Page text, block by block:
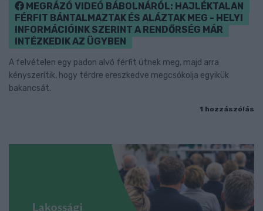
MEGRÁZÓ VIDEÓ BÁBOLNÁRÓL: HAJLÉKTALAN
FÉRFIT BÁNTALMAZTAK ÉS ALÁZTAK MEG - HELYI
INFORMÁCIÓINK SZERINT A RENDŐRSÉG MÁR
INTÉZKEDIK AZ ÜGYBEN
A felvételen egy padon alvó férfit ütnek meg, majd arra
kényszerítik, hogy térdre ereszkedve megcsókolja egyikük
bakancsát.
1 hozzászólás